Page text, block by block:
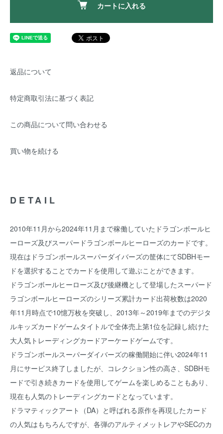
カートに入れる
返品について
特定商取引法に基づく表記
この商品について問い合わせる
買い物を続ける
DETAIL
2010年11月から2024年11月まで稼働していたドラゴンボールヒ
ーローズ及びスーパードラゴンボールヒーローズのカードです。
現在はドラゴンボールスーパーダイバーズの筐体にてSDBHモー
ドを選択することでカードを使用して遊ぶことができます。
ドラゴンボールヒーローズ及び後継機として登場したスーパード
ラゴンボールヒーローズのシリーズ累計カード出荷枚数は2020
年11月時点で10憶万枚を突破し、2013年～2019年までのデジタ
ルキッズカードゲームタイトルで全体売上第1位を記録し続けた
大人気トレーディングカードアーケードゲームです。
ドラゴンボールスーパーダイバーズの稼働開始に伴い2024年11
月にサービス終了しましたが、コレクション性の高さ、SDBHモ
ードで引き続きカードを使用してゲームを楽しめることもあり、
現在も人気のトレーディングカードとなっています。
ドラマティックアート（DA）と呼ばれる原作を再現したカード
の人気はもちろんですが、各弾のアルティメットレアやSECのカ